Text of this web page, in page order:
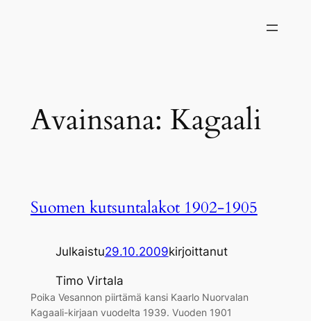
Avainsana: Kagaali
Suomen kutsuntalakot 1902-1905
Julkaistu29.10.2009kirjoittanut
Timo Virtala
Poika Vesannon piirtämä kansi Kaarlo Nuorvalan
Kagaali-kirjaan vuodelta 1939. Vuoden 1901